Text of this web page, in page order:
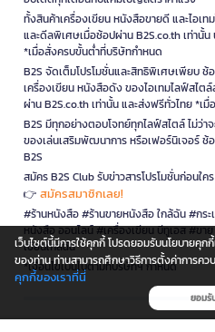
ทั้งสินค้าเครื่องเขียน หนังสือขายดี และไอ
และดีลพิเศษเมื่อช้อปผ่าน B2S.co.th เท่านั้
*เมื่อสั่งครบขั้นต่ำที่บริษัทกำหนด
B2S จัดเต็มโปรโมชั่นและสิทธิพิเศษเพียบ
เครื่องเขียน หนังสือดัง ของไอเทมไลฟ์สไ
ผ่าน B2S.co.th เท่านั้น และส่งฟรีทั่วไทย *เ
B2S มีทุกอย่างตอบโจทย์ทุกไลฟ์สไตล์ ไม่ว่า
ของเล่นเสริมพัฒนาการ หรือเฟอร์นิเจอร์ ช้
B2S
สมัคร B2S Club รับข่าวสารโปรโมชั่นก่อนใ
👉 สมัครสมาชิกเลย!
#ร้านหนังสือ #ร้านขายหนังสือ ใกล้ฉัน #กร
หนังสือ ออนไลน์ #เครื่องเขียน บีทูเอส #ขา
เขียนใกล้ฉัน
*เงื่อนไขเป็นไปตามที่บริษัทฯ กำหนด
เว็บไซต์นี้มีการใช้คุกกี้ โปรดยอมรับนโยบายคุ
ของท่าน ท่านสามารถศึกษาวิธีการตั้งค่าการค
คุกกี้ของเราที่นี่
ยอมรั